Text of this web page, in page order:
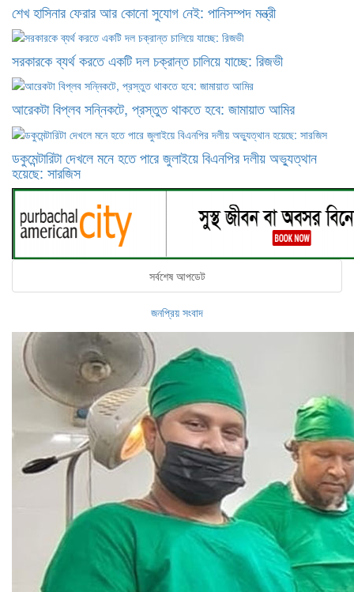
শেখ হাসিনার ফেরার আর কোনো সুযোগ নেই: পানিসম্পদ মন্ত্রী
সরকারকে ব্যর্থ করতে একটি দল চক্রান্ত চালিয়ে যাচ্ছে: রিজভী
আরেকটা বিপ্লব সন্নিকটে, প্রস্তুত থাকতে হবে: জামায়াত আমির
ডকুমেন্টারিটা দেখলে মনে হতে পারে জুলাইয়ে বিএনপির দলীয় অভ্যুত্থান
হয়েছে: সারজিস
সর্বশেষ আপডেট
জনপ্রিয় সংবাদ